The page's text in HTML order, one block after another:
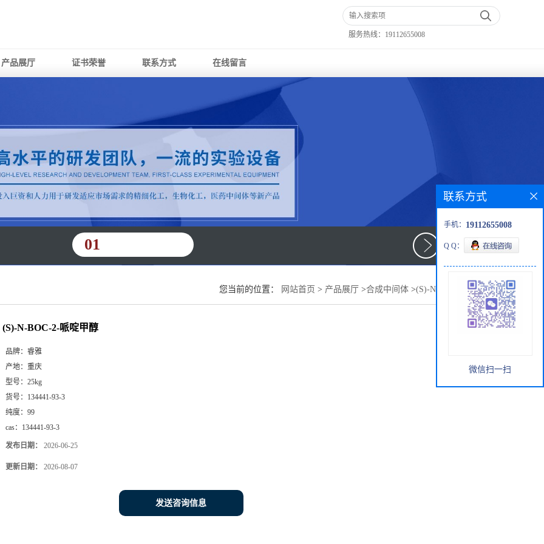
服务热线： 19112655008
产品展厅 证书荣誉 联系方式 在线留言
01
您当前的位置： 网站首页 > 产品展厅 >合成中间体 >(S)-N-BOC-2-哌啶甲醇
(S)-N-BOC-2-哌啶甲醇
品牌： 睿雅
产地： 重庆
型号： 25kg
货号： 134441-93-3
纯度： 99
cas： 134441-93-3
发布日期： 2026-06-25
更新日期： 2026-08-07
发送咨询信息
联系方式
手机： 19112655008
Q Q：
微信扫一扫